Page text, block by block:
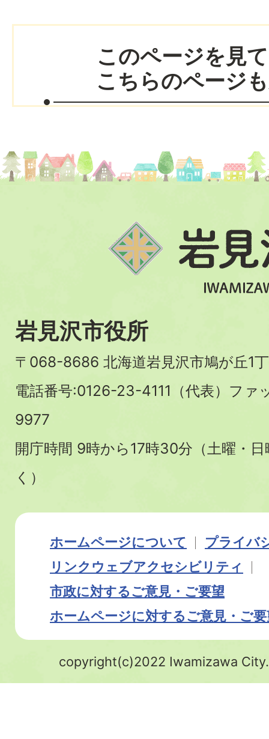
このページを見
こちらのページ
岩見沢市役所
〒068-8686 北海道岩見沢市鳩が丘1
電話番号:0126-23-4111（代表）フ
9977
開庁時間 9時から17時30分（土曜・
く）
ホームページについて
プライバ
リンク ウェブアクセシビリティ
市政に対するご意見・ご要望
ホームページに対するご意見・ご
copyright(c)2022 Iwamizawa